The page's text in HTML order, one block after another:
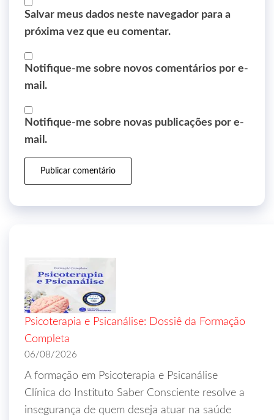
Salvar meus dados neste navegador para a
próxima vez que eu comentar.
Notifique-me sobre novos comentários por e-
mail.
Notifique-me sobre novas publicações por e-
mail.
Psicoterapia e Psicanálise: Dossiê da Formação
Completa
06/08/2026
A formação em Psicoterapia e Psicanálise
Clínica do Instituto Saber Consciente resolve a
insegurança de quem deseja atuar na saúde